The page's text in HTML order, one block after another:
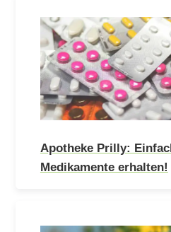
Apotheke Prilly:
Medikamente erhalten!